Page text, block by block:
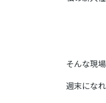
そんな現
週末にな